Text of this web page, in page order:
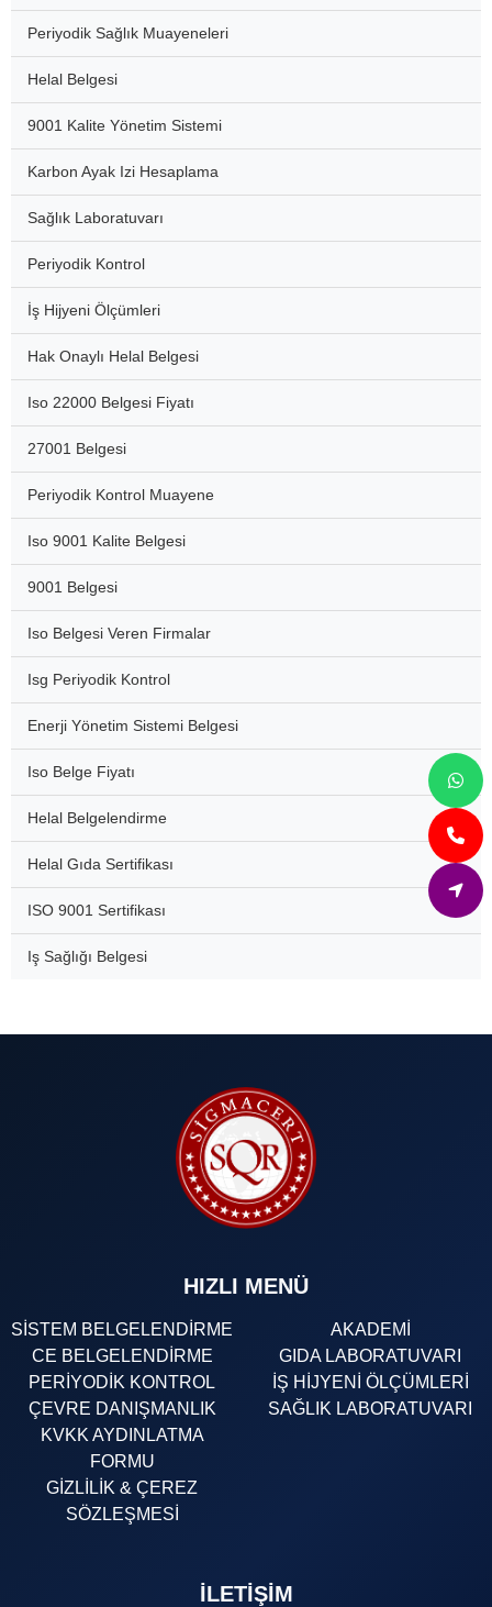
Periyodik Sağlık Muayeneleri
Helal Belgesi
9001 Kalite Yönetim Sistemi
Karbon Ayak Izi Hesaplama
Sağlık Laboratuvarı
Periyodik Kontrol
İş Hijyeni Ölçümleri
Hak Onaylı Helal Belgesi
Iso 22000 Belgesi Fiyatı
27001 Belgesi
Periyodik Kontrol Muayene
Iso 9001 Kalite Belgesi
9001 Belgesi
Iso Belgesi Veren Firmalar
Isg Periyodik Kontrol
Enerji Yönetim Sistemi Belgesi
Iso Belge Fiyatı
Helal Belgelendirme
Helal Gıda Sertifikası
ISO 9001 Sertifikası
Iş Sağlığı Belgesi
HIZLI MENÜ
SİSTEM BELGELENDİRME
CE BELGELENDİRME
PERİYODİK KONTROL
ÇEVRE DANIŞMANLIK
KVKK AYDINLATMA
FORMU
GİZLİLİK & ÇEREZ
SÖZLEŞMESİ
AKADEMİ
GIDA LABORATUVARI
İŞ HİJYENİ ÖLÇÜMLERİ
SAĞLIK LABORATUVARI
İLETIŞIM